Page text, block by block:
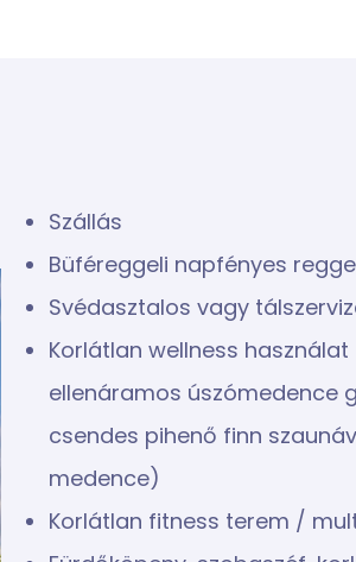
Szállás
Büféreggeli napfényes
Svédasztalos vagy
Korlátlan wellness
ellenáramos úszómedence
csendes pihenő finn
medence)
Korlátlan fitness terem /